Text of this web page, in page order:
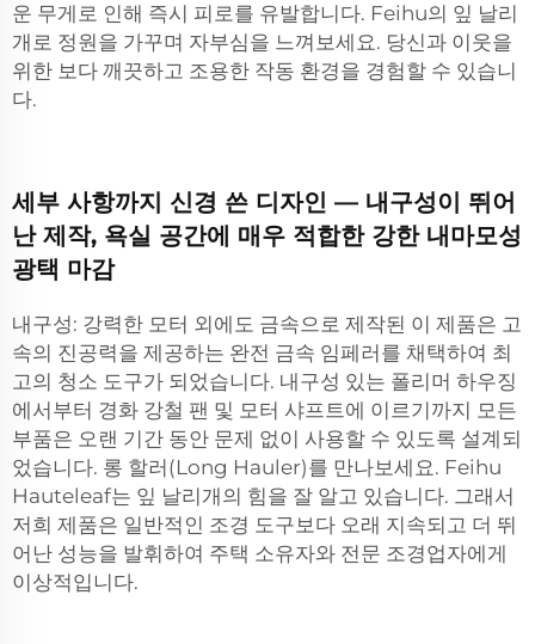
운 무게로 인해 즉시 피로를 유발합니다. Feihu의 잎 날리
개로 정원을 가꾸며 자부심을 느껴보세요. 당신과 이웃을
위한 보다 깨끗하고 조용한 작동 환경을 경험할 수 있습니
다.
세부 사항까지 신경 쓴 디자인 — 내구성이 뛰어
난 제작, 욕실 공간에 매우 적합한 강한 내마모성
광택 마감
내구성: 강력한 모터 외에도 금속으로 제작된 이 제품은 고
속의 진공력을 제공하는 완전 금속 임페러를 채택하여 최
고의 청소 도구가 되었습니다. 내구성 있는 폴리머 하우징
에서부터 경화 강철 팬 및 모터 샤프트에 이르기까지 모든
부품은 오랜 기간 동안 문제 없이 사용할 수 있도록 설계되
었습니다. 롱 할러(Long Hauler)를 만나보세요. Feihu
Hauteleaf는 잎 날리개의 힘을 잘 알고 있습니다. 그래서
저희 제품은 일반적인 조경 도구보다 오래 지속되고 더 뛰
어난 성능을 발휘하여 주택 소유자와 전문 조경업자에게
이상적입니다.